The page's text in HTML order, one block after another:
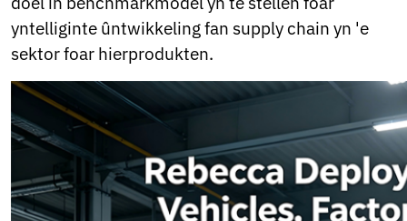
yntelliginte ûntwikkeling fan supply chain yn 'e
sektor foar hierprodukten.